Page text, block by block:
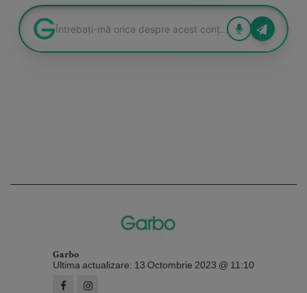
Garbo
Ultima actualizare: 13 Octombrie 2023 @ 11:10